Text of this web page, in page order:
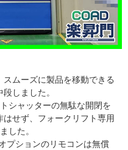
ムーズに製品を移動できる
しました。
シャッターの無駄な開閉を
せず、フォークリフト専用
した。
プションのリモコンは無償